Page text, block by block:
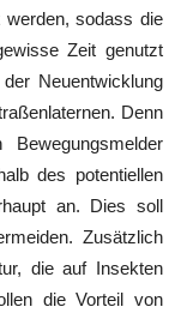
werden, sodass die
Zeit genutzt
Neuentwicklung
Denn
des potentiellen
an. Dies soll
Zusätzlich
die auf Insekten
die Vorteil von